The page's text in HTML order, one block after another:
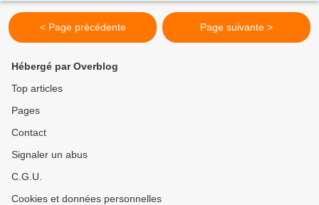
< Page précédente Page suivante >
Hébergé par Overblog
Top articles
Pages
Contact
Signaler un abus
C.G.U.
Cookies et données personnelles